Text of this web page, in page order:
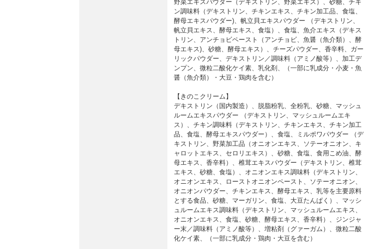
野菜エキスパウダー（デキストリン、野菜エキス）、砂糖、チキ
ン調味料（デキストリン、チキンエキス、チキン加工品、食塩、
酵母エキスパウダー)、帆立貝エキスパウダー （デキストリン、
帆立貝エキス、酵母エキス、食塩）、食塩、魚介エキス（デキス
トリン、アンチョビペースト（アンチョビ、魚醤（魚介類）、酵
母エキス)、砂糖、酵母エキス）、チーズパウダー、香辛料、ガー
リックパウダー、デキストリン／調味料（アミノ酸等）、加工デ
ンプン、微粒二酸化ケイ素、乳化剤、（一部に乳成分・小麦・魚
醤（魚介類）・大豆・鶏肉を含む）
【きのこクリーム】
デキストリン（国内製造）、脱脂粉乳、全粉乳、砂糖、マッシュ
ルームエキスパウダー （デキストリン、マッシュルームエキ
ス）、チキン調味料（デキストリン、チキンエキス、チキン加工
品、食塩、酵母エキスパウダー）、食塩、ミルポワパウダー （デ
キストリン、野菜加工品（オニオンエキス、ソテーオニオン、キ
ャロットエキス、セロリエキス）、砂糖、食塩、食用こめ油、酵
母エキス、香辛料）、椎茸エキスパウダー（デキストリン、椎茸
エキス、砂糖、食塩）、オニオンエキス調味料（デキストリン、
オニオンエキス、ローストオニオンペースト、ソテーオニオン、
オニオンパウダー、チキンエキス、酵母エキス、乳等を主要原料
とする食品、砂糖、マーガリン、食塩、大豆たんぱく）、マッシ
ュルームエキス調味料（デキストリン、マッシュルームエキス、
オニオンエキス、食塩、砂糖、酵母エキス、香辛料）、ジンジャ
ー末／調味料（アミノ酸等）、増粘剤（グァーガム）、微粒二酸
化ケイ素、（一部に乳成分・鶏肉・大豆を含む）